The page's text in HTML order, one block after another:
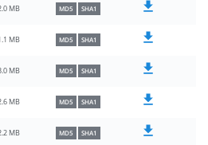
MB MD5 SHA1
MB MD5 SHA1
MB MD5 SHA1
MB MD5 SHA1
MB MD5 SHA1